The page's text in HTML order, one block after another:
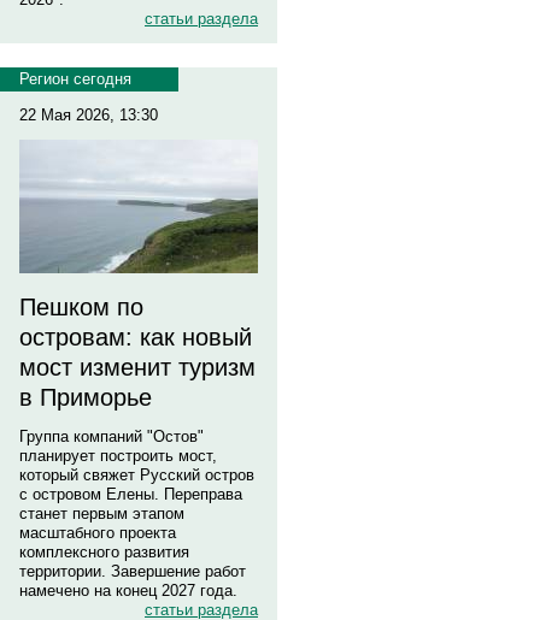
статьи раздела
Регион сегодня
22 Мая 2026, 13:30
Пешком по
островам: как новый
мост изменит туризм
в Приморье
Группа компаний "Остов"
планирует построить мост,
который свяжет Русский остров
с островом Елены. Переправа
станет первым этапом
масштабного проекта
комплексного развития
территории. Завершение работ
намечено на конец 2027 года.
статьи раздела